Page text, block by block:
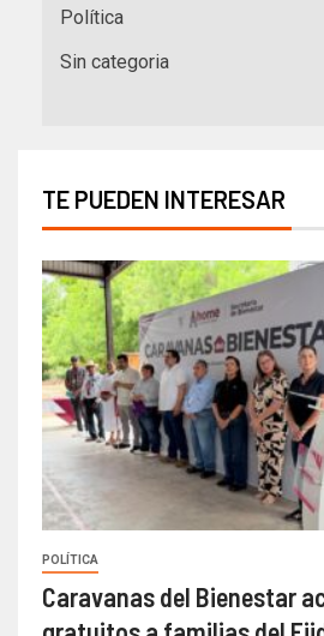
Política
Sin categoria
TE PUEDEN INTERESAR
POLÍTICA
Caravanas del Bienestar